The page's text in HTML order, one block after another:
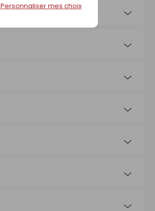
Personnaliser mes choix